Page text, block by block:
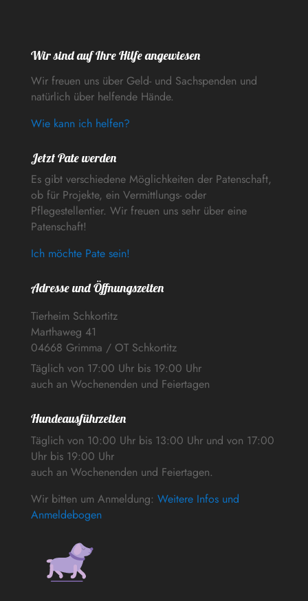
Wir sind auf Ihre Hilfe angewiesen
Wir freuen uns über Geld- und Sachspenden und
natürlich über helfende Hände.
Wie kann ich helfen?
Jetzt Pate werden
Es gibt verschiedene Möglichkeiten der Patenschaft,
ob für Projekte, ein Vermittlungs- oder
Pflegestellentier. Wir freuen uns sehr über eine
Patenschaft!
Ich möchte Pate sein!
Adresse und Öffnungszeiten
Tierheim Schkortitz
Marthaweg 41
04668 Grimma / OT Schkortitz
Täglich von 17:00 Uhr bis 19:00 Uhr
auch an Wochenenden und Feiertagen
Hundeausführzeiten
Täglich von 10:00 Uhr bis 13:00 Uhr und von 17:00
Uhr bis 19:00 Uhr
auch an Wochenenden und Feiertagen.
Wir bitten um Anmeldung: Weitere Infos und
Anmeldebogen